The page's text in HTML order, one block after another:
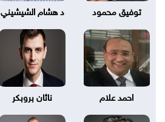
توفيق محمود د هشام الشيشيني
احمد علام ناثان بروبكر